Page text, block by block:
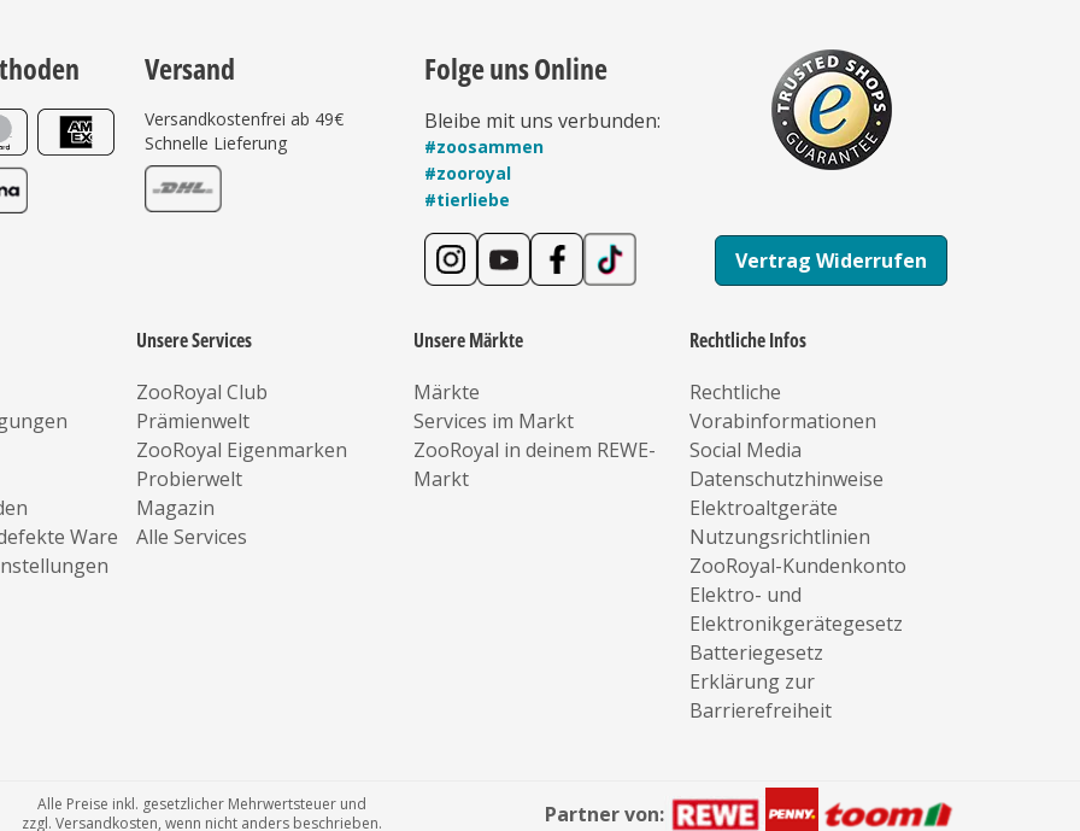
Versand
Versandkostenfrei ab 49€
Schnelle Lieferung
Folge uns Online
Bleibe mit uns verbunden:
#zoosammen
#zooroyal
#tierliebe
Vertrag Widerrufen
Ware
Unsere Services
ZooRoyal Club
Prämienwelt
ZooRoyal Eigenmarken
Probierwelt
Magazin
Alle Services
Unsere Märkte
Märkte
Services im Markt
ZooRoyal in deinem REWE-
Markt
Rechtliche Infos
Rechtliche
Vorabinformationen
Social Media
Datenschutzhinweise
Elektroaltgeräte
Nutzungsrichtlinien
ZooRoyal-Kundenkonto
Elektro- und
Elektronikgerätegesetz
Batteriegesetz
Erklärung zur
Barrierefreiheit
Alle Preise inkl. gesetzlicher Mehrwertsteuer und
zzgl. Versandkosten, wenn nicht anders beschrieben.
Partner von: